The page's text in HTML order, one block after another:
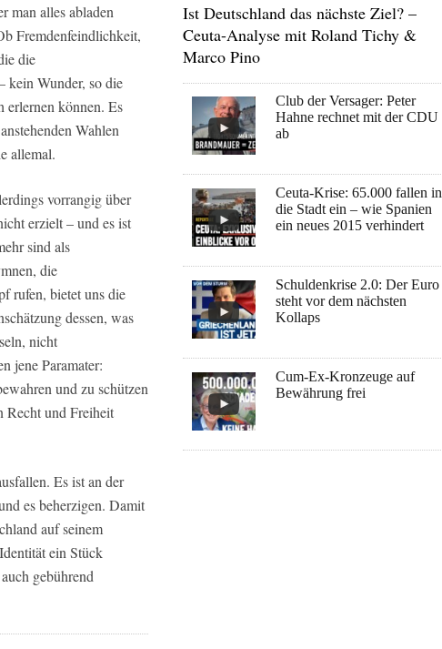
man alles abladen
Fremdenfeindlichkeit,
die
kein Wunder, so die
erlernen können. Es
Wahlen
allemal.
vorrangig über
erzielt – und es ist
sind als
die
rufen, bietet uns die
dessen, was
nicht
jene Paramater:
und zu schützen
Recht und Freiheit
Es ist an der
es beherzigen. Damit
auf seinem
ein Stück
gebührend
Ist Deutschland das nächste Ziel? –
Ceuta-Analyse mit Roland Tichy &
Marco Pino
Club der Versager: Peter
Hahne rechnet mit der CDU
ab
Ceuta-Krise: 65.000 fallen in
die Stadt ein – wie Spanien
ein neues 2015 verhindert
Schuldenkrise 2.0: Der Euro
steht vor dem nächsten
Kollaps
Cum-Ex-Kronzeuge auf
Bewährung frei